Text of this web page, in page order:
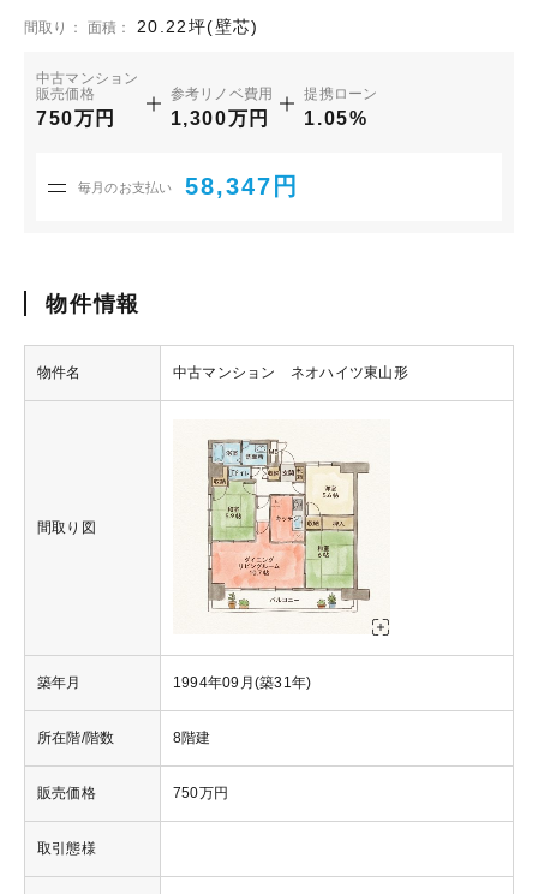
間取り： 面積： 20.22坪(壁芯)
中古マンション
販売価格
750万円
参考リノベ費用
1,300万円
提携ローン
1.05%
毎月のお支払い 58,347円
物件情報
物件名 中古マンション ネオハイツ東山形
間取り図
築年月 1994年09月(築31年)
所在階/階数 8階建
販売価格 750万円
取引態様